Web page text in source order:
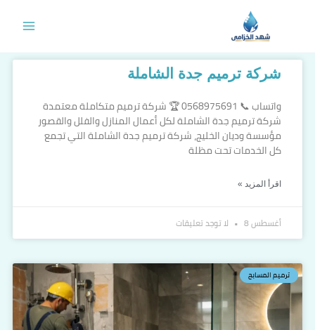
شركة ترميم جدة الشاملة
واتساب 📞 0568975691 🏆 شركة ترميم متكاملة معتمدة
شركة ترميم جدة الشاملة لكل أعمال المنازل والفلل والقصور
مؤسسة وديان الخليج، شركة ترميم جدة الشاملة التي تجمع
كل الخدمات تحت مظلة
اقرأ المزيد »
أغسطس 8 لا توجد تعليقات
ترميم المسابح
Page
Page